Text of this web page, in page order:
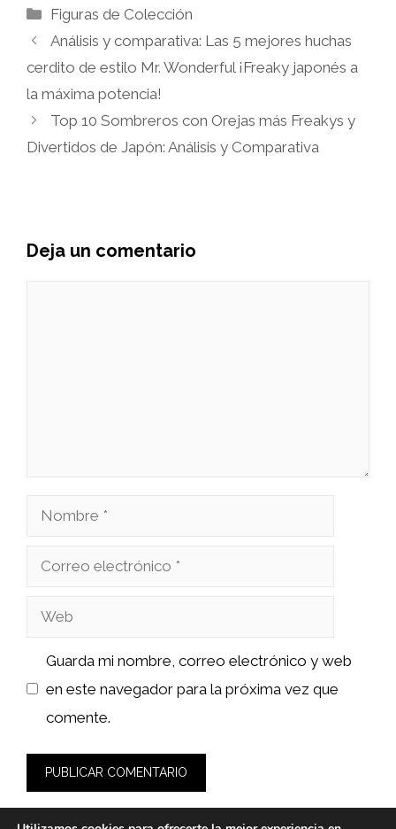
Categorías
Figuras de Colección
Análisis y comparativa: Las 5 mejores huchas
cerdito de estilo Mr. Wonderful ¡Freaky japonés a
la máxima potencia!
Top 10 Sombreros con Orejas más Freakys y
Divertidos de Japón: Análisis y Comparativa
Deja un comentario
Nombre
Correo
Web
Guarda mi nombre, correo electrónico y web
en este navegador para la próxima vez que
comente.